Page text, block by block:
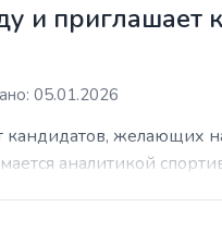
и приглашает
05.01.2026
желающих
аналитикой